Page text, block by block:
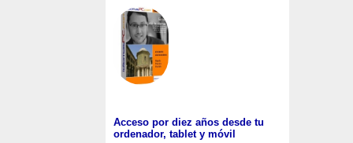
Acceso por diez años desde tu
ordenador, tablet y móvil